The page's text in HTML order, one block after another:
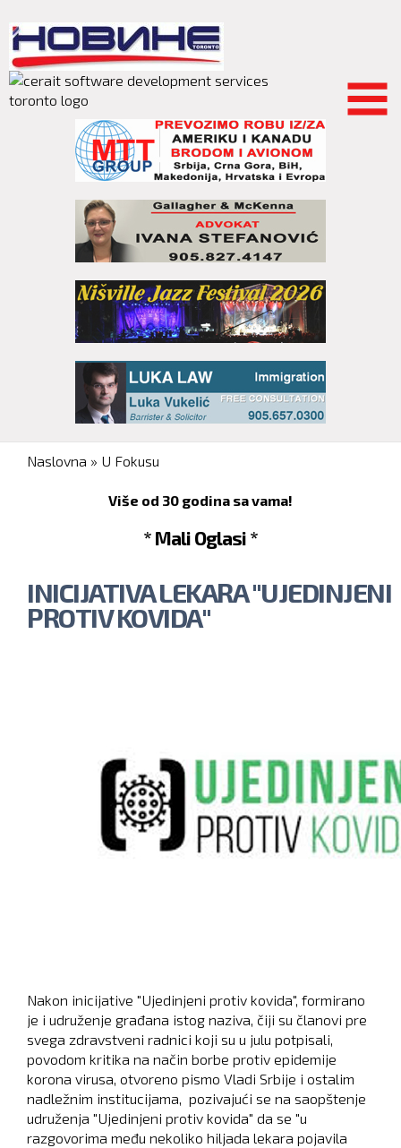
main
content
You are here
Naslovna » U Fokusu
Više od 30 godina sa vama!
* Mali Oglasi *
INICIJATIVA LEKARA "UJEDINJENI
PROTIV KOVIDA"
Nakon inicijative "Ujedinjeni protiv kovida", formirano
je i udruženje građana istog naziva, čiji su članovi pre
svega zdravstveni radnici koji su u julu potpisali,
povodom kritika na način borbe protiv epidemije
korona virusa, otvoreno pismo Vladi Srbije i ostalim
nadležnim institucijama, pozivajući se na saopštenje
udruženja "Ujedinjeni protiv kovida" da se "u
razgovorima među nekoliko hiljada lekara pojavila